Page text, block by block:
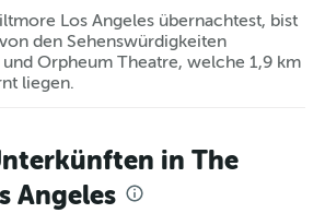
Los Angeles übernachtest, bist
den Sehenswürdigkeiten
Orpheum Theatre, welche 1,9 km
liegen.
in The
Angeles